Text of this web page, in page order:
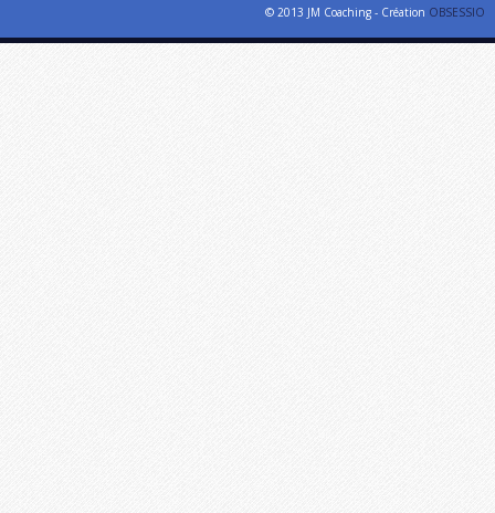
© 2013 JM Coaching - Création OBSESSIO